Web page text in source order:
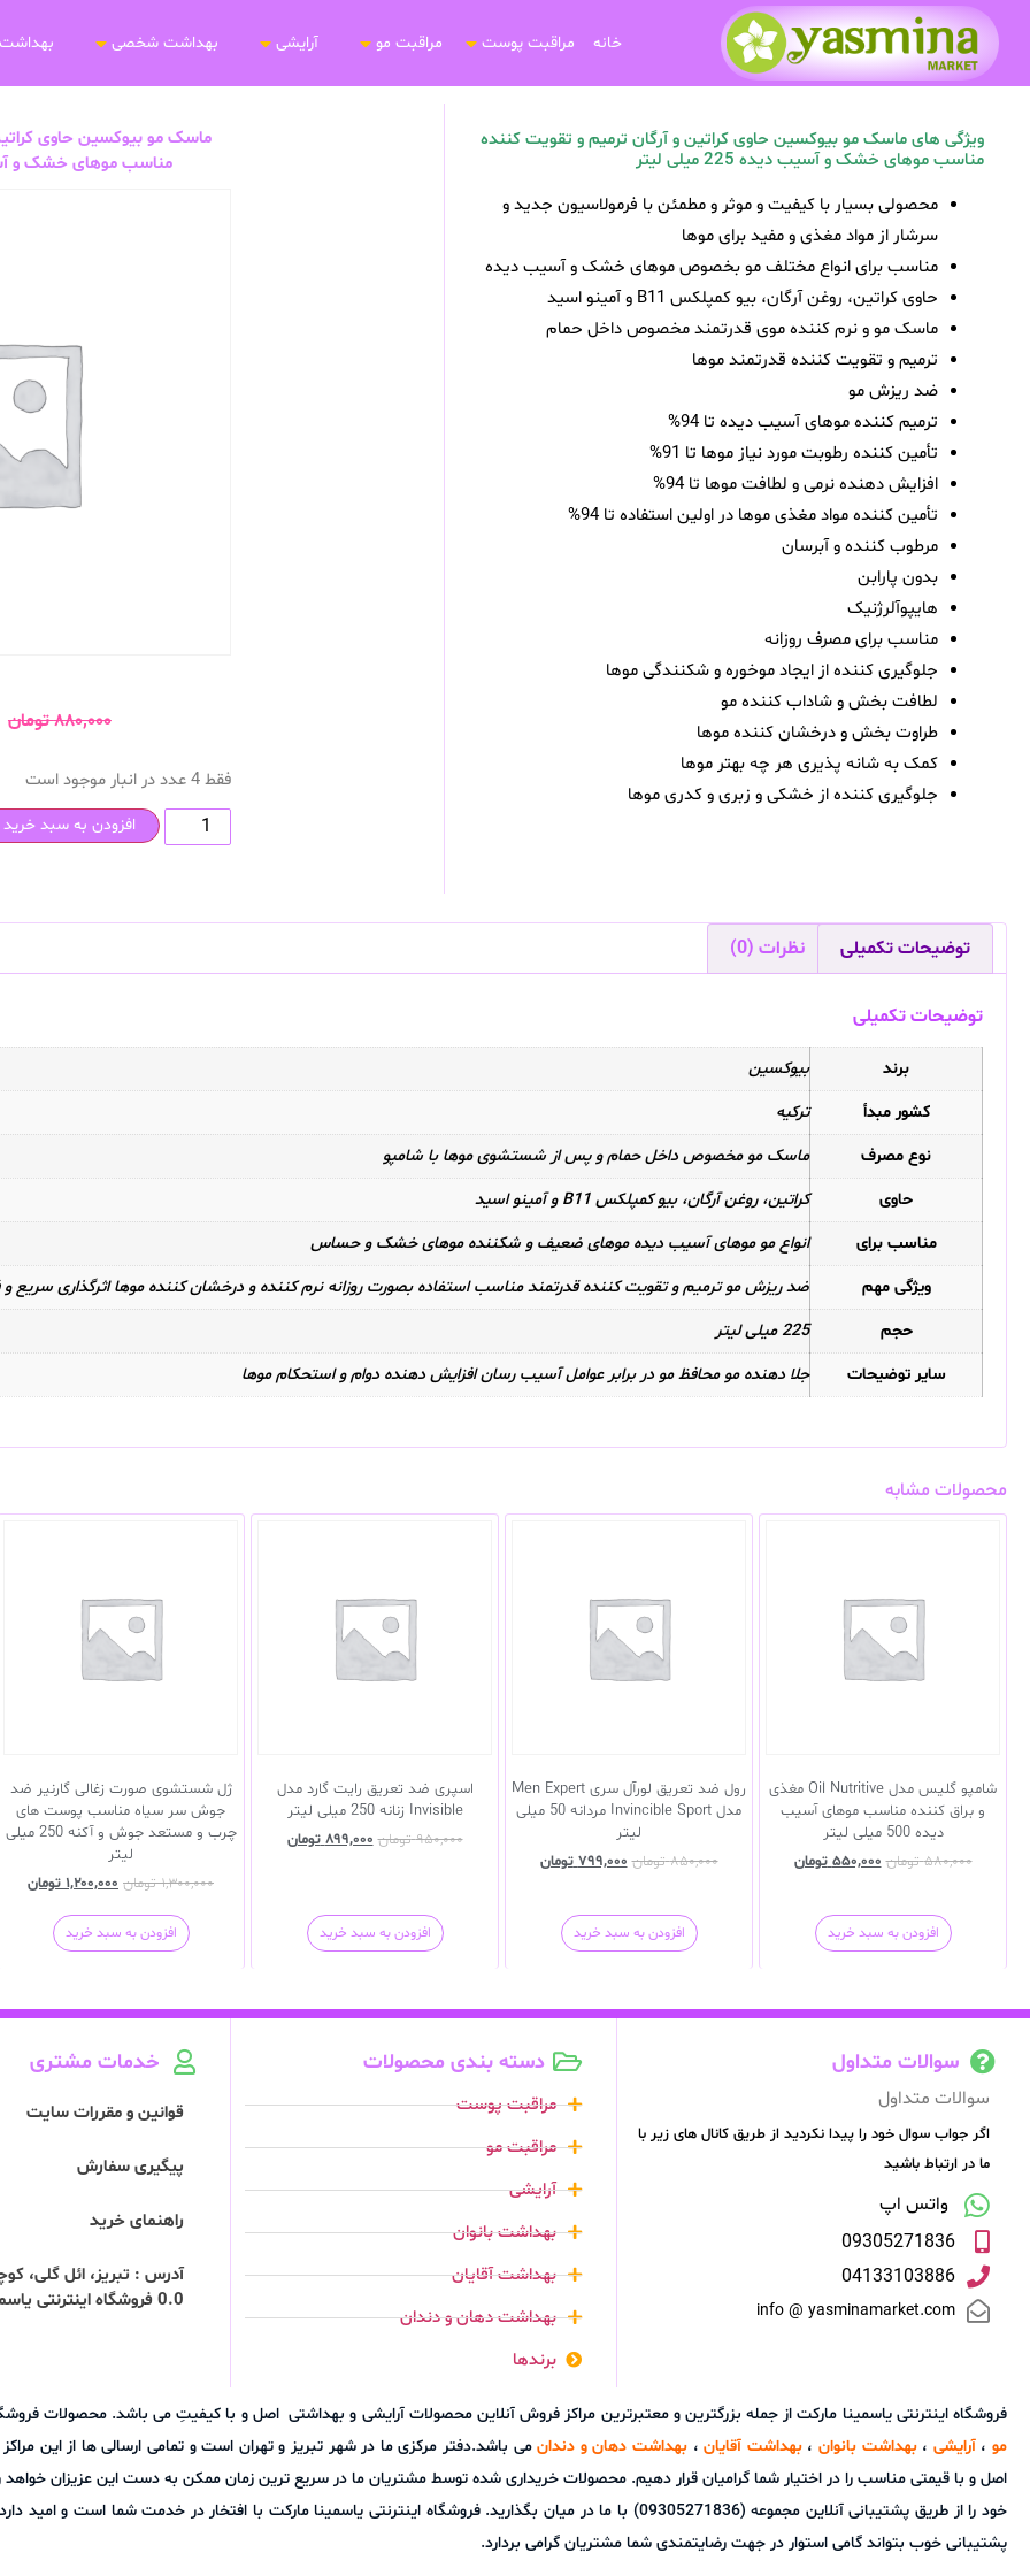
خانه مراقبت پوست مراقبت مو آرایشی بهداشت شخصی
ویژگی های ماسک مو بیوکسین حاوی کراتین و آرگان ترمیم و تقویت کننده
مناسب موهای خشک و آسیب دیده 225 میلی لیتر
محصولی بسیار با کیفیت و موثر و مطمئن با فرمولاسیون جدید و
سرشار از مواد مغذی و مفید برای موها
مناسب برای انواع مختلف مو بخصوص موهای خشک و آسیب دیده
حاوی کراتین، روغن آرگان، بیو کمپلکس B11 و آمینو اسید
ماسک مو و نرم کننده موی قدرتمند مخصوص داخل حمام
ترمیم و تقویت کننده قدرتمند موها
ضد ریزش مو
ترمیم کننده موهای آسیب دیده تا 94%
تأمین کننده رطوبت مورد نیاز موها تا 91%
افزایش دهنده نرمی و لطافت موها تا 94%
تأمین کننده مواد مغذی موها در اولین استفاده تا 94%
مرطوب کننده و آبرسان
بدون پارابن
هایپوآلرژنیک
مناسب برای مصرف روزانه
جلوگیری کننده از ایجاد موخوره و شکنندگی موها
لطافت بخش و شاداب کننده مو
طراوت بخش و درخشان کننده موها
کمک به شانه پذیری هر چه بهتر موها
جلوگیری کننده از خشکی و زبری و کدری موها
ماسک مو بیوکسین حاوی
مناسب موهای خشک و آسیب دیده
۸۸۰,۰۰۰تومان
فقط 4 عدد در انبار موجود است
افزودن به سبد خرید
توضیحات تکمیلی نظرات (0)
توضیحات تکمیلی
برند
بیوکسین
کشور مبدأ
ترکیه
نوع مصرف
ماسک مو مخصوص داخل حمام و پس از شستشوی موها با شامپو
حاوی
کراتین، روغن آرگان، بیو کمپلکس B11 و آمینو اسید
مناسب برای
انواع مو موهای آسیب دیده موهای ضعیف و شکننده موهای خشک و حساس
ویژگی مهم
ضد ریزش مو ترمیم و تقویت کننده قدرتمند مناسب استفاده بصورت روزانه نرم کننده و درخشان کننده موها اثرگذاری سریع و
حجم
225 میلی لیتر
سایر توضیحات
جلا دهنده مو محافظ مو در برابر عوامل آسیب رسان افزایش دهنده دوام و استحکام موها
محصولات مشابه
شامپو گلیس مدل Oil Nutritive مغذی
و براق کننده مناسب موهای آسیب
دیده 500 میلی لیتر
۵۸۰,۰۰۰ تومان ۵۵۰,۰۰۰ تومان
افزودن به سبد خرید
رول ضد تعریق لورآل سری Men Expert
مدل Invincible Sport مردانه 50 میلی
لیتر
۸۵۰,۰۰۰ تومان ۷۹۹,۰۰۰ تومان
افزودن به سبد خرید
اسپری ضد تعریق رایت گارد مدل
Invisible زنانه 250 میلی لیتر
۹۵۰,۰۰۰ تومان ۸۹۹,۰۰۰ تومان
افزودن به سبد خرید
ژل شستشوی صورت زغالی گارنیر ضد
جوش سر سیاه مناسب پوست های
چرب و مستعد جوش و آکنه 250 میلی
لیتر
۱,۳۰۰,۰۰۰ تومان ۱,۲۰۰,۰۰۰ تومان
افزودن به سبد خرید
سوالات متداول
سوالات متداول
اگر جواب سوال خود را پیدا نکردید از طریق کانال های زیر با
ما در ارتباط باشید
واتس اپ
09305271836
04133103886
info @ yasminamarket.com
دسته بندی محصولات
مراقبت پوست
مراقبت مو
آرایشی
بهداشت بانوان
بهداشت آقایان
بهداشت دهان و دندان
برندها
خدمات مشتری
قوانین و مقررات سایت
پیگیری سفارش
راهنمای خرید
0.0 فروشگاه اینترنتی یاسمینا مارکت
فروشگاه اینترنتی یاسمینا مارکت از جمله بزرگترین و معتبرترین مراکز فروش آنلاین محصولات آرایشی و بهداشتی اصل و با کیفیتِ می باشد. محصولات
مو،آرایشی ،بهداشت بانوان،بهداشت آقایان، بهداشت دهان و دندانمی باشد.دفتر مرکزی ما در شهر تبریز و تهران است و تمامی ارسالی ها از این
اصل و با قیمتی مناسب را در اختیار شما گرامیان قرار دهیم. محصولات خریداری شده توسط مشتریان ما در سریع ترین زمان ممکن به دست این عزیزان خواهد
خود را از طریق پشتیبانی آنلاین مجموعه (09305271836) با ما در میان بگذارید. فروشگاه اینترنتی یاسمینا مارکت با افتخار در
پشتیبانی خوب بتواند گامی استوار در جهت رضایتمندی شما مشتریان گرامی بردارد.